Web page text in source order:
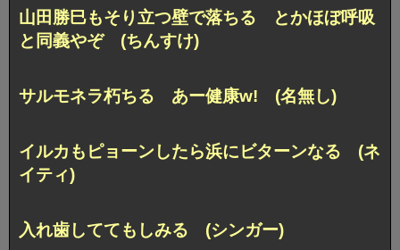
山田勝巳もそり立つ壁で落ちる
とかほぼ呼吸
と同義やぞ (ちんすけ)
サルモネラ朽ちる あー健康w! (名無し)
イルカもピョーンしたら浜にビターンなる (ネ
イティ)
入れ歯しててもしみる (シンガー)